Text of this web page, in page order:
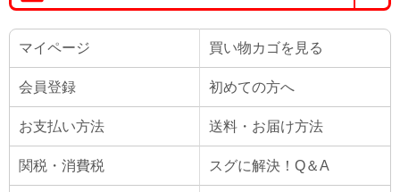
マイページ 買い物カゴを見る
会員登録 初めての方へ
お支払い方法 送料・お届け方法
関税・消費税 スグに解決！Q＆A